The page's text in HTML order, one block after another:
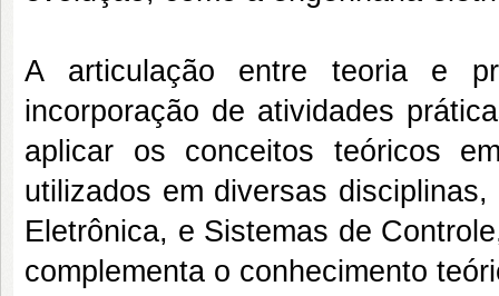
A articulação entre teoria e
incorporação de atividades
aplicar os conceitos teóricos
utilizados em diversas
Eletrônica, e Sistemas de
complementa o conhecimento